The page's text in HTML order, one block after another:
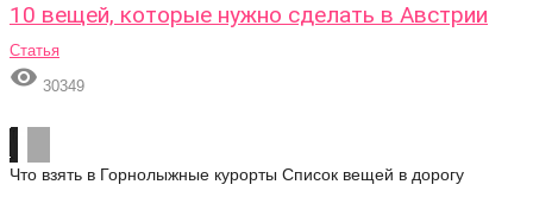
10 вещей, которые нужно сделать в Австрии
Статья
 30349
Что взять в Горнолыжные курорты Список вещей в дорогу